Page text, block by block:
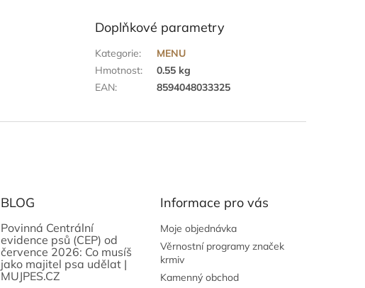
Doplňkové parametry
Kategorie:
MENU
Hmotnost:
0.55 kg
EAN: 8594048033325
BLOG
Povinná Centrální
evidence psů (CEP) od
července 2026: Co musíš
jako majitel psa udělat |
MUJPES.CZ
Informace pro vás
Moje objednávka
Věrnostní programy značek
krmiv
Kamenný obchod